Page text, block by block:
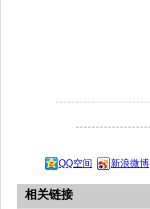
QQ空间 新浪微博
相关链接